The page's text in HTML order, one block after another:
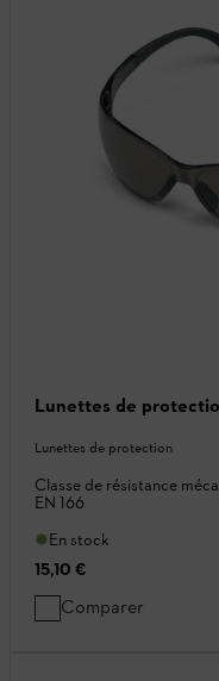
Lunettes de
Lunettes de protection
Classe de résistance
EN 166
En stock
15,10 €
Comparer